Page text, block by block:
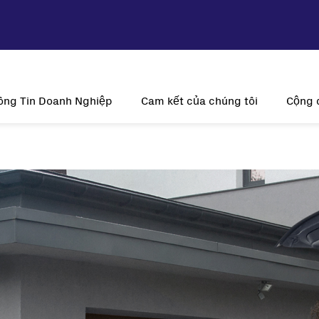
Tin Doanh Nghiệp
Lịch sử
Hiện diện toàn cầu
Giấy chứng nhận
Cam kết của chúng tôi
Sự đổi mới
Khách hàng là trung tâm
Cộng
Năng